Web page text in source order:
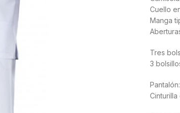
Cuello
Manga
Tres
3
Pantalón:
Cinturilla